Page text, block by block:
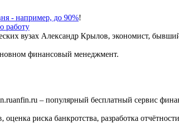
- например, до 90%!
работу
вузах Александр Крылов, экономист,
финансовый менеджмент.
anfin.ru – популярный бесплатный сервис
риска банкротства, разработка